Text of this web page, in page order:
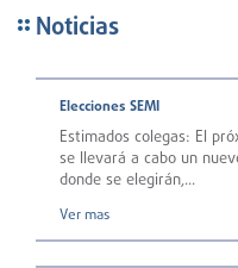
Noticias
Elecciones SEMI
Estimados colegas: El
se llevará a cabo un
donde se elegirán,...
Ver mas